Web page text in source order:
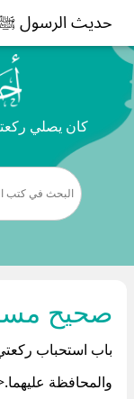
حديث الرسول
كان يصلي
صحيح
باب استحباب